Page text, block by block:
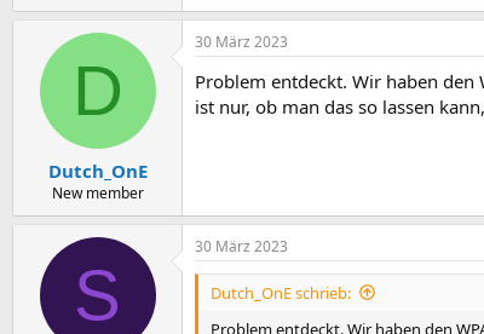
D
Dutch_OnE
New member
30 März 2023
Problem entdeckt. Wir haben
ist nur, ob man das so lassen
S
30 März 2023
Dutch_OnE schrieb:
Problem entdeckt. Wir haben den